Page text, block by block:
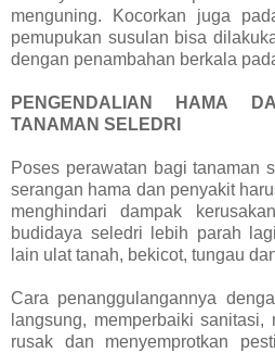
menguning. Kocorkan juga
pemupukan susulan bisa
dengan penambahan berkala
PENGENDALIAN HAMA
TANAMAN SELEDRI
Poses perawatan bagi tanaman
serangan hama dan penyakit
menghindari dampak
budidaya seledri lebih parah
lain ulat tanah, bekicot, tungau
Cara penanggulangannya
langsung, memperbaiki
rusak dan menyemprotkan